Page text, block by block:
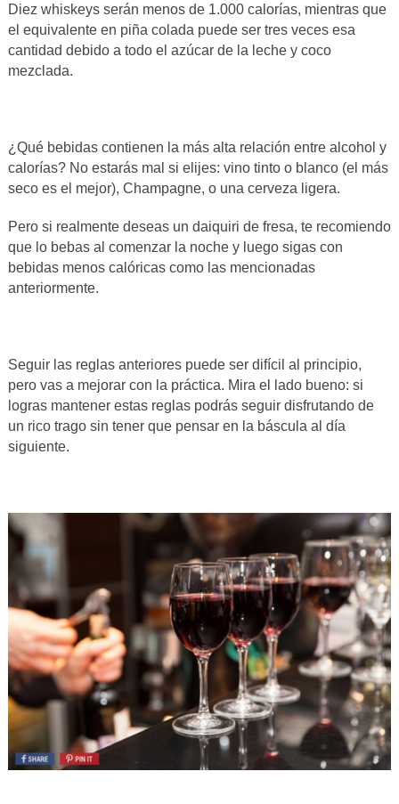
Diez whiskeys serán menos de 1.000 calorías, mientras que
el equivalente en piña colada puede ser tres veces esa
cantidad debido a todo el azúcar de la leche y coco
mezclada.
¿Qué bebidas contienen la más alta relación entre alcohol y
calorías? No estarás mal si elijes: vino tinto o blanco (el más
seco es el mejor), Champagne, o una cerveza ligera.
Pero si realmente deseas un daiquiri de fresa, te recomiendo
que lo bebas al comenzar la noche y luego sigas con
bebidas menos calóricas como las mencionadas
anteriormente.
Seguir las reglas anteriores puede ser difícil al principio,
pero vas a mejorar con la práctica. Mira el lado bueno: si
logras mantener estas reglas podrás seguir disfrutando de
un rico trago sin tener que pensar en la báscula al día
siguiente.